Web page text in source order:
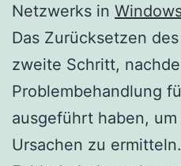
Netzwerks in
Das Zurücksetzen
zweite Schritt,
Problembehandlung
ausgeführt haben,
Ursachen zu